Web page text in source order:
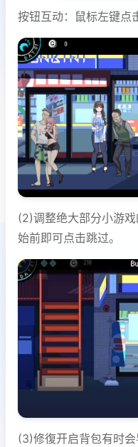
按钮互动：鼠标左键点
(2)调整绝大部分小游
始前即可点击跳过。
(3)修復开启背包有时会